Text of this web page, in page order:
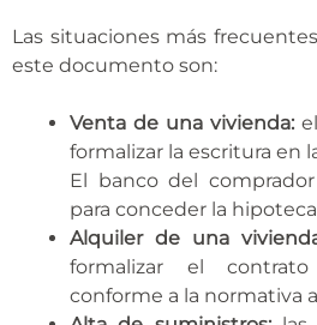
Las situaciones más
este documento son:
Venta de una vivienda:
formalizar la escritura en
El banco del
para conceder la
Alquiler de una
formalizar el
conforme a la normativa